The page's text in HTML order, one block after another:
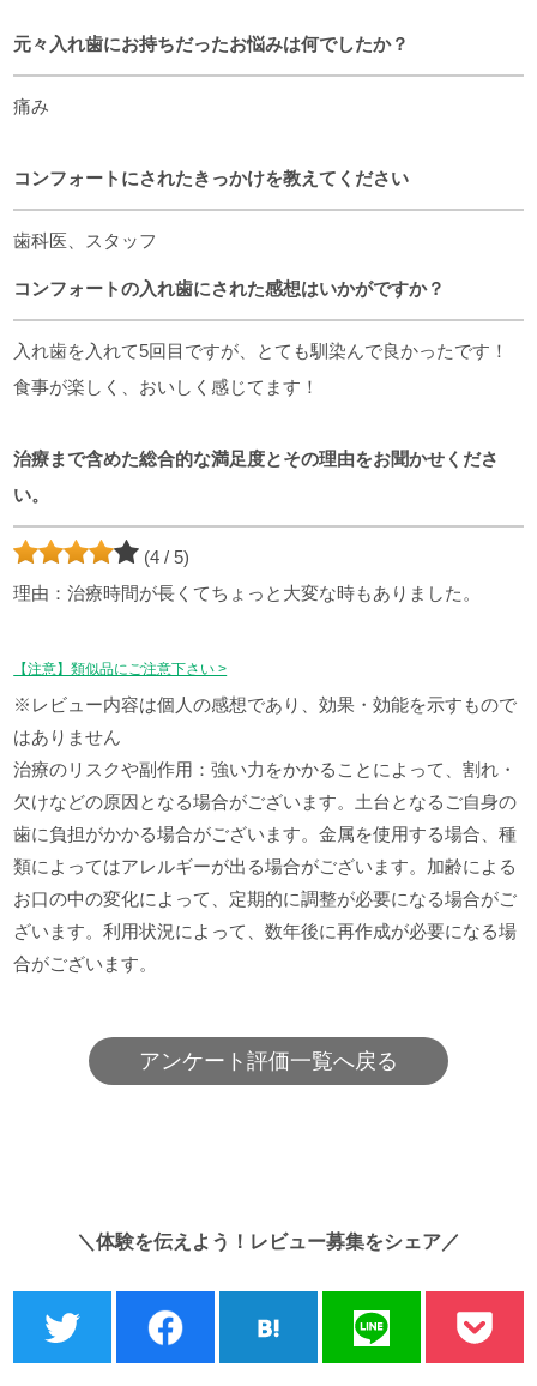
元々入れ歯にお持ちだったお悩みは何でしたか？
痛み
コンフォートにされたきっかけを教えてください
歯科医、スタッフ
コンフォートの入れ歯にされた感想はいかがですか？
入れ歯を入れて5回目ですが、とても馴染んで良かったです！
食事が楽しく、おいしく感じてます！
治療まで含めた総合的な満足度とその理由をお聞かせくださ
い。
(4 / 5)
理由：治療時間が長くてちょっと大変な時もありました。
【注意】類似品にご注意下さい >
※レビュー内容は個人の感想であり、効果・効能を示すもので
はありません
治療のリスクや副作用：強い力をかかることによって、割れ・
欠けなどの原因となる場合がございます。土台となるご自身の
歯に負担がかかる場合がございます。金属を使用する場合、種
類によってはアレルギーが出る場合がございます。加齢による
お口の中の変化によって、定期的に調整が必要になる場合がご
ざいます。利用状況によって、数年後に再作成が必要になる場
合がございます。
アンケート評価一覧へ戻る
＼体験を伝えよう！レビュー募集をシェア／